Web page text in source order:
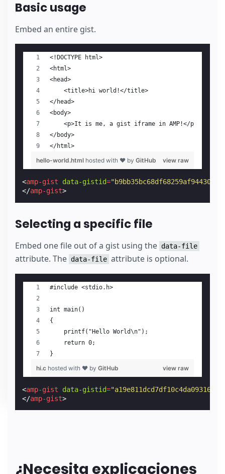
Basic usage
Embed an entire gist.
<amp-gist data-gistid=
</amp-gist>
Selecting a specific file
Embed one file out of a gist using the data-file
attribute. The data-file attribute is optional.
<amp-gist data-gistid=
</amp-gist>
¿Necesita explicaciones